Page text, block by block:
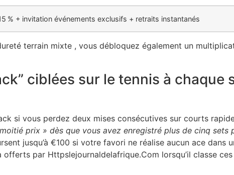
% + invitation événements exclusifs + retraits instantanés
terrain mixte , vous débloquez également un
ciblées sur le tennis à chaque
si vous perdez deux mises consécutives sur courts
prix » dès que vous avez enregistré plus de cinq sets
jusqu’à €100 si votre favori ne réalise aucun ace dans
par Httpslejournaldelafrique.Com lorsqu’il classe